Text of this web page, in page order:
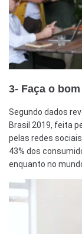
3- Faça o
Segundo dados
Brasil 2019, feita
pelas redes
43% dos
enquanto no